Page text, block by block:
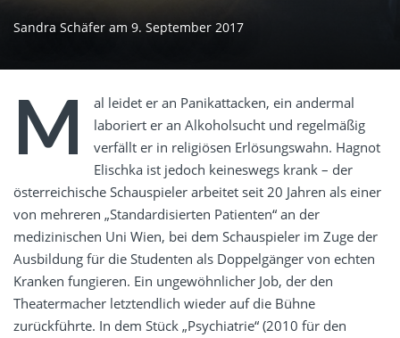
Sandra Schäfer am 9. September 2017
M
al leidet er an Panikattacken, ein andermal
laboriert er an Alkoholsucht und regelmäßig
verfällt er in religiösen Erlösungswahn. Hagnot
Elischka ist jedoch keineswegs krank – der
österreichische Schauspieler arbeitet seit 20 Jahren als einer
von mehreren „Standardisierten Patienten“ an der
medizinischen Uni Wien, bei dem Schauspieler im Zuge der
Ausbildung für die Studenten als Doppelgänger von echten
Kranken fungieren. Ein ungewöhnlicher Job, der den
Theatermacher letztendlich wieder auf die Bühne
zurückführte. In dem Stück „Psychiatrie“ (2010 für den